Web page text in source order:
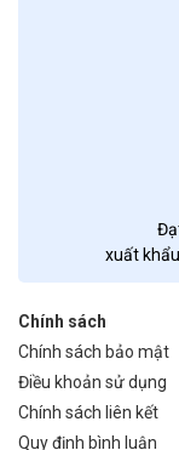
xuất
Chính sách
Chính sách bảo mật
Điều khoản sử dụng
Chính sách liên kết
Quy định bình luận